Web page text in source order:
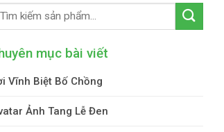
mục bài viết
Vĩnh Biệt Bố Chồng
Ảnh Tang Lễ Đen